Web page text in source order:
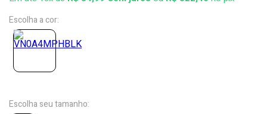
Escolha a cor:
Escolha seu tamanho: